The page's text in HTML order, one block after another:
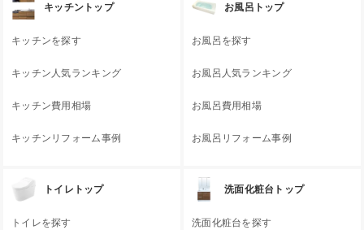
キッチントップ
キッチンを探す
キッチン人気ランキング
キッチン費用相場
キッチンリフォーム事例
お風呂トップ
お風呂を探す
お風呂人気ランキング
お風呂費用相場
お風呂リフォーム事例
トイレトップ
トイレを探す
洗面化粧台トップ
洗面化粧台を探す